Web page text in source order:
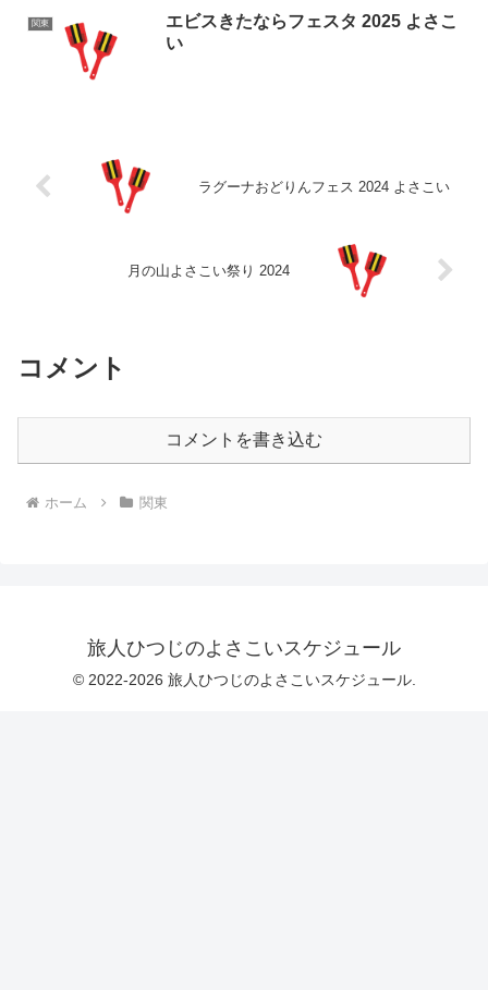
関東
エビスきたならフェスタ 2025 よさこ
い
ラグーナおどりんフェス 2024 よさこい
月の山よさこい祭り 2024
コメント
コメントを書き込む
ホーム 関東
旅人ひつじのよさこいスケジュール
© 2022-2026 旅人ひつじのよさこいスケジュール.